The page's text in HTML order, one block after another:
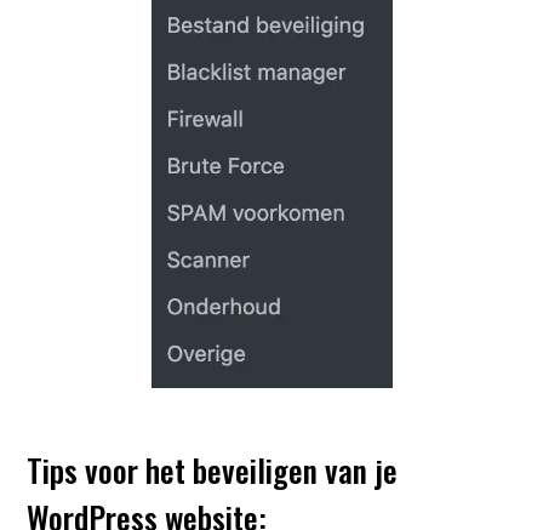
Tips voor het beveiligen van je
WordPress website: